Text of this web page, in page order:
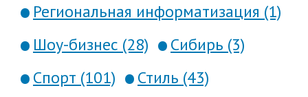
Региональная информатизация (1)
Шоу-бизнес (28)
Сибирь (3)
Спорт (101)
Стиль (43)